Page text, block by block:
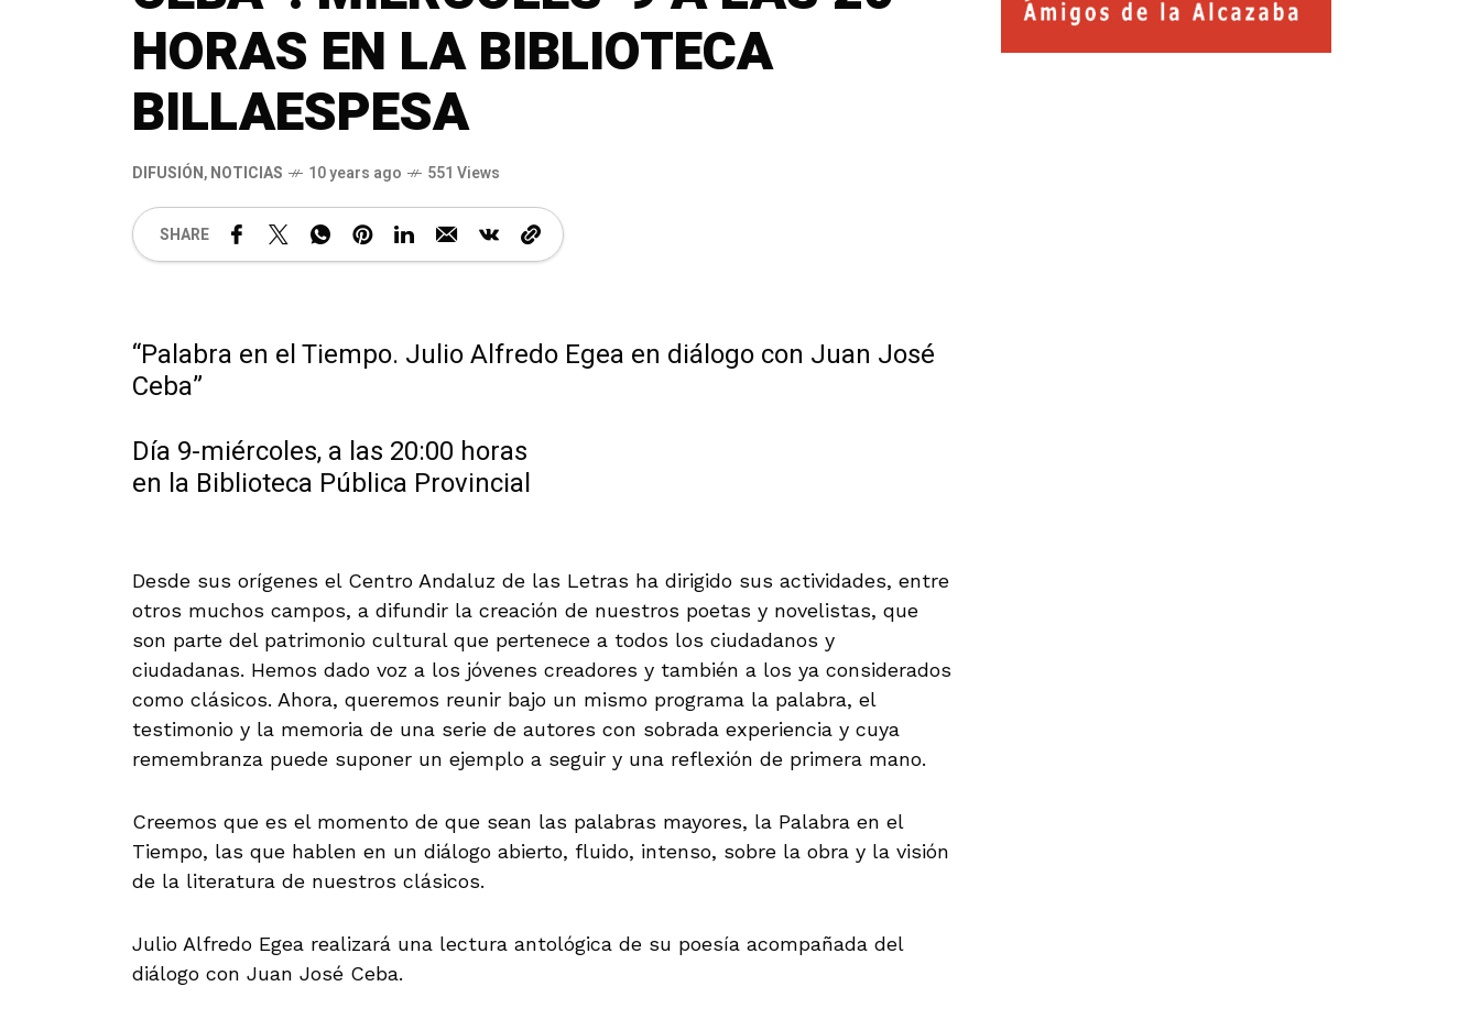
HORAS EN LA BIBLIOTECA
BILLAESPESA
DIFUSIÓN,NOTICIAS 10 years ago 551 Views
SHARE
“Palabra en el Tiempo. Julio Alfredo Egea en diálogo con Juan José
Ceba”
Día 9-miércoles, a las 20:00 horas
en la Biblioteca Pública Provincial
Desde sus orígenes el Centro Andaluz de las Letras ha dirigido sus actividades, entre
otros muchos campos, a difundir la creación de nuestros poetas y novelistas, que
son parte del patrimonio cultural que pertenece a todos los ciudadanos y
ciudadanas. Hemos dado voz a los jóvenes creadores y también a los ya considerados
como clásicos. Ahora, queremos reunir bajo un mismo programa la palabra, el
testimonio y la memoria de una serie de autores con sobrada experiencia y cuya
remembranza puede suponer un ejemplo a seguir y una reflexión de primera mano.
Creemos que es el momento de que sean las palabras mayores, la Palabra en el
Tiempo, las que hablen en un diálogo abierto, fluido, intenso, sobre la obra y la visión
de la literatura de nuestros clásicos.
Julio Alfredo Egea realizará una lectura antológica de su poesía acompañada del
diálogo con Juan José Ceba.